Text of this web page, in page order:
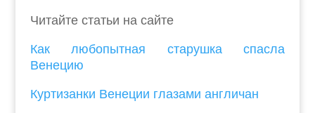
Читайте статьи на сайте
Как любопытная старушка спасла
Венецию
Куртизанки Венеции глазами англичан